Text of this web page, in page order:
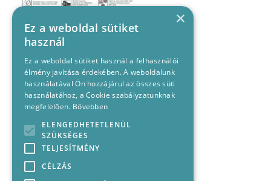
×
Ez a weboldal sütiket
használ
Ez a weboldal sütiket használ a felhasználói
élmény javítása érdekében. A weboldalunk
használatával Ön hozzájárul az összes süti
használatához, a Cookie szabályzatunknak
megfelelően. Bővebben
ELENGEDHETETLENÜL
SZÜKSÉGES
TELJESÍTMÉNY
CÉLZÁS